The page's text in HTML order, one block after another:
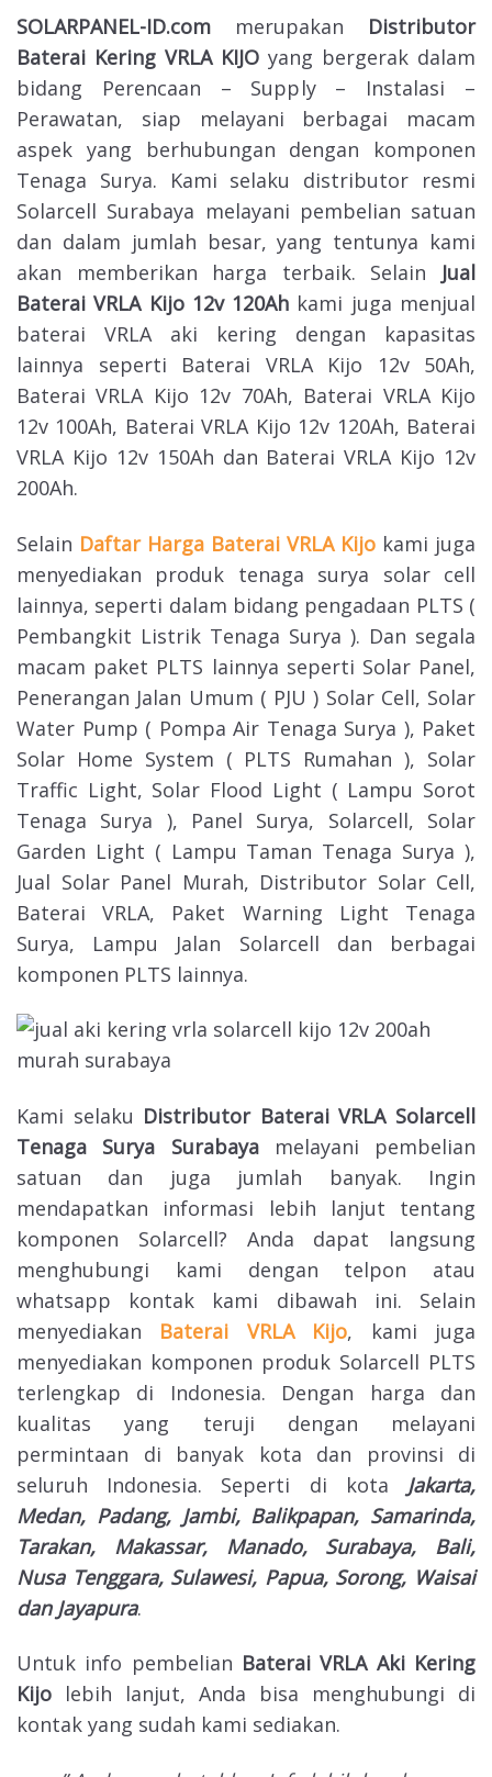
SOLARPANEL-ID.com merupakan Distributor
Baterai Kering VRLA KIJO yang bergerak dalam
bidang Perencaan – Supply – Instalasi –
Perawatan, siap melayani berbagai macam
aspek yang berhubungan dengan komponen
Tenaga Surya. Kami selaku distributor resmi
Solarcell Surabaya melayani pembelian satuan
dan dalam jumlah besar, yang tentunya kami
akan memberikan harga terbaik. Selain Jual
Baterai VRLA Kijo 12v 120Ah kami juga menjual
baterai VRLA aki kering dengan kapasitas
lainnya seperti Baterai VRLA Kijo 12v 50Ah,
Baterai VRLA Kijo 12v 70Ah, Baterai VRLA Kijo
12v 100Ah, Baterai VRLA Kijo 12v 120Ah, Baterai
VRLA Kijo 12v 150Ah dan Baterai VRLA Kijo 12v
200Ah.
Selain Daftar Harga Baterai VRLA Kijo kami juga
menyediakan produk tenaga surya solar cell
lainnya, seperti dalam bidang pengadaan PLTS (
Pembangkit Listrik Tenaga Surya ). Dan segala
macam paket PLTS lainnya seperti Solar Panel,
Penerangan Jalan Umum ( PJU ) Solar Cell, Solar
Water Pump ( Pompa Air Tenaga Surya ), Paket
Solar Home System ( PLTS Rumahan ), Solar
Traffic Light, Solar Flood Light ( Lampu Sorot
Tenaga Surya ), Panel Surya, Solarcell, Solar
Garden Light ( Lampu Taman Tenaga Surya ),
Jual Solar Panel Murah, Distributor Solar Cell,
Baterai VRLA, Paket Warning Light Tenaga
Surya, Lampu Jalan Solarcell dan berbagai
komponen PLTS lainnya.
Kami selaku Distributor Baterai VRLA Solarcell
Tenaga Surya Surabayamelayani pembelian
satuan dan juga jumlah banyak. Ingin
mendapatkan informasi lebih lanjut tentang
komponen Solarcell? Anda dapat langsung
menghubungi kami dengan telpon atau
whatsapp kontak kami dibawah ini. Selain
menyediakan Baterai VRLA Kijo, kami juga
menyediakan komponen produk Solarcell PLTS
terlengkap di Indonesia. Dengan harga dan
kualitas yang teruji dengan melayani
permintaan di banyak kota dan provinsi di
seluruh Indonesia. Seperti di kota Jakarta,
Medan, Padang, Jambi, Balikpapan, Samarinda,
Tarakan, Makassar, Manado, Surabaya, Bali,
Nusa Tenggara, Sulawesi, Papua, Sorong, Waisai
dan Jayapura.
Untuk info pembelian Baterai VRLA Aki Kering
Kijo lebih lanjut, Anda bisa menghubungi di
kontak yang sudah kami sediakan.